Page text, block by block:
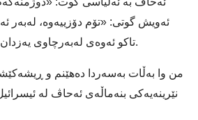
ئەویش گوتی: «تۆم دۆزییەوە، لەبەر
تاکو ئەوەی لەبەرچاوی یەزدان خراپە ئەنجامی بدەیت.
نێرینەیەکی بنەماڵەی ئەحاڤ لە